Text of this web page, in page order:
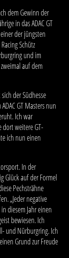
dem Gewinn der
in das ADAC GT
der jüngsten
Schütz
und im
auf dem
der Südhesse
GT Masters nun
Ich war
dort weitere GT-
ich nun einen
In der
Glück auf der Formel
Pechsträhne
„Jeder negative
diesem Jahr einen
bewiesen. Ich
und Nürburgring. Ich
Grund zur Freude